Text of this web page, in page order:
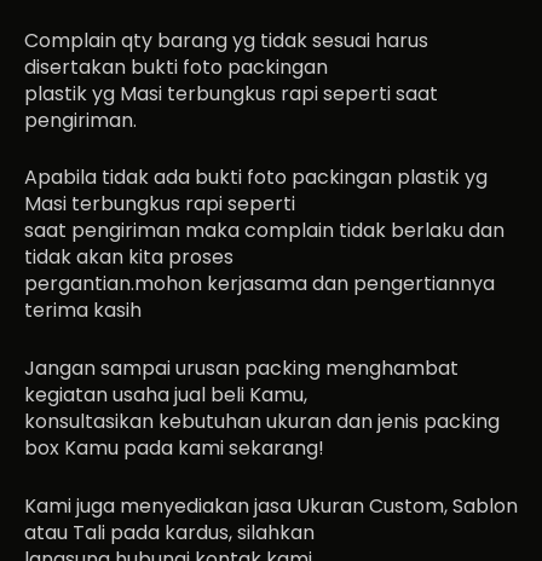
Complain qty barang yg tidak sesuai harus
disertakan bukti foto packingan
plastik yg Masi terbungkus rapi seperti saat
pengiriman.
Apabila tidak ada bukti foto packingan plastik yg
Masi terbungkus rapi seperti
saat pengiriman maka complain tidak berlaku dan
tidak akan kita proses
pergantian.mohon kerjasama dan pengertiannya
terima kasih
Jangan sampai urusan packing menghambat
kegiatan usaha jual beli Kamu,
konsultasikan kebutuhan ukuran dan jenis packing
box Kamu pada kami sekarang!
Kami juga menyediakan jasa Ukuran Custom, Sablon
atau Tali pada kardus, silahkan